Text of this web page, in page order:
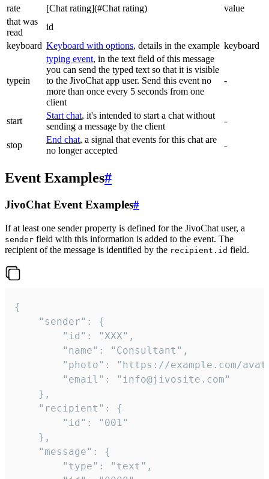
rate
[Chat rating](#Chat rating)
value
that was
read
id
keyboard Keyboard with options, details in the example keyboard
typein
typing event, in the text field of this message
you can send the typed text so that it is visible
to the JivoChat app user. Send this event no
more than once every 5 seconds from one
client
-
start
Start chat, it's intended to start a chat without
sending a message by the client
-
stop
End chat, a signal that events for this chat are
no longer accepted
-
Event Examples#
JivoChat Event Examples#
If at least one sender property is defined for the JivoChat user, a
sender field with this information is added to the event. The
recipient of the message is identified by the recipient.id field.
{